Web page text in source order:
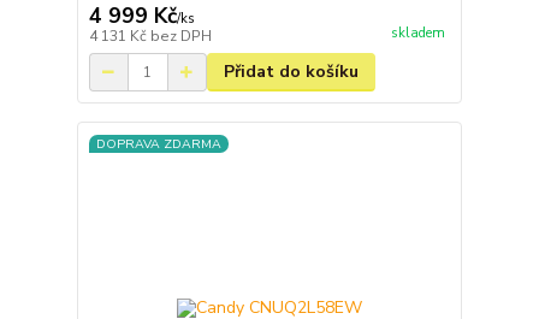
4 999 Kč/ks
4 131 Kč bez DPH skladem
Přidat do košíku
DOPRAVA ZDARMA